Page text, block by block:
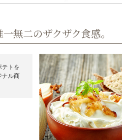
無二のザクザク食感。
テトを
ナル商